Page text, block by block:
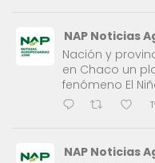
NAP Noticias
Nación y
en Chaco un
fenómeno El
NAP Noticias